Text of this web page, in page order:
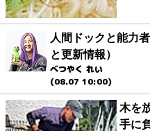
人間ドックと能力
と更新情報）
べつやく れい
(08.07 10:00)
木を
手に